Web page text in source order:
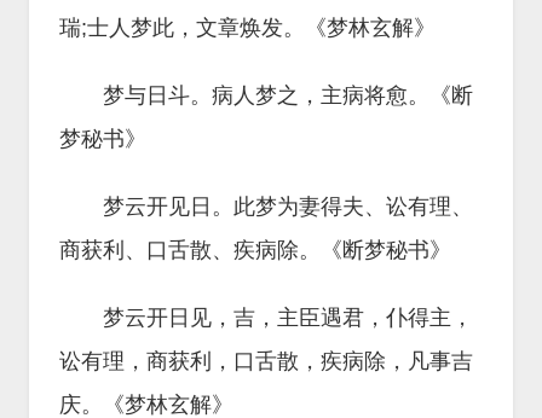
瑞;士人梦此，文章焕发。《梦林玄解》
梦与日斗。病人梦之，主病将愈。《断
梦秘书》
梦云开见日。此梦为妻得夫、讼有理、
商获利、口舌散、疾病除。《断梦秘书》
梦云开日见，吉，主臣遇君，仆得主，
讼有理，商获利，口舌散，疾病除，凡事吉
庆。《梦林玄解》